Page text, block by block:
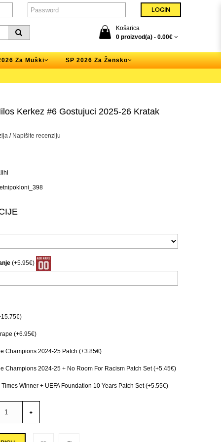
Košarica
0 proizvod(a) - 0.00€
Za Muški SP 2026 Za Žensko
Kerkez #6 Gostujuci 2025-26 Kratak
/ Napišite recenziju
(+5.95€)
(+6.95€)
Champions 2024-25 Patch (+3.85€)
Champions 2024-25 + No Room For Racism Patch Set (+5.45€)
Winner + UEFA Foundation 10 Years Patch Set (+5.55€)